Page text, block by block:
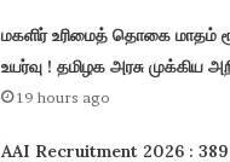
மகளிர் உரிமைத் தொகை மாதம்
உயர்வு ! தமிழக அரசு முக்கிய
19 hours ago
AAI Recruitment 2026 :